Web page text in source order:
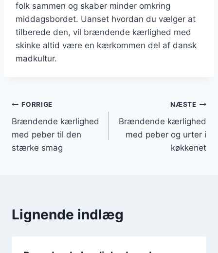
folk sammen og skaber minder omkring
middagsbordet. Uanset hvordan du vælger at
tilberede den, vil brændende kærlighed med
skinke altid være en kærkommen del af dansk
madkultur.
Indlægsnavigation
FORRIGE
Brændende kærlighed
med peber til den
stærke smag
NÆSTE
Brændende kærlighed
med peber og urter i
køkkenet
Lignende indlæg